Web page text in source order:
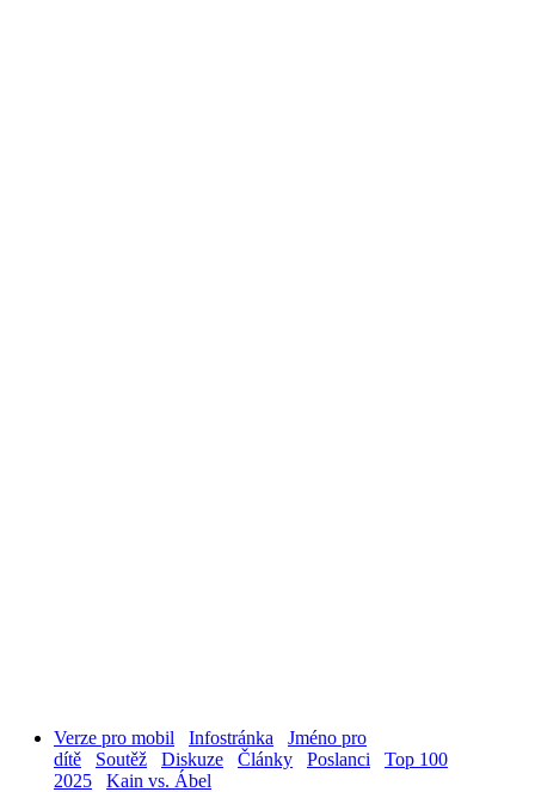
Verze pro mobil Infostránka
Jméno pro
dítě
Soutěž Diskuze Články Poslanci
Top 100
2025
Kain vs. Ábel